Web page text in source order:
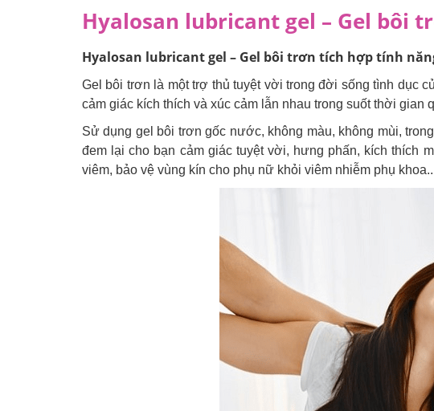
Hyalosan lubricant gel – Gel bôi
Hyalosan lubricant gel – Gel bôi trơn tích hợp tính
Gel bôi trơn là một trợ thủ tuyệt vời trong đời sống tình dục
cảm giác kích thích và xúc cảm lẫn nhau trong suốt thời
Sử dụng gel bôi trơn gốc nước, không màu, không mùi,
đem lại cho bạn cảm giác tuyệt vời, hưng phấn, kích thích
viêm, bảo vệ vùng kín cho phụ nữ khỏi viêm nhiễm phụ khoa..